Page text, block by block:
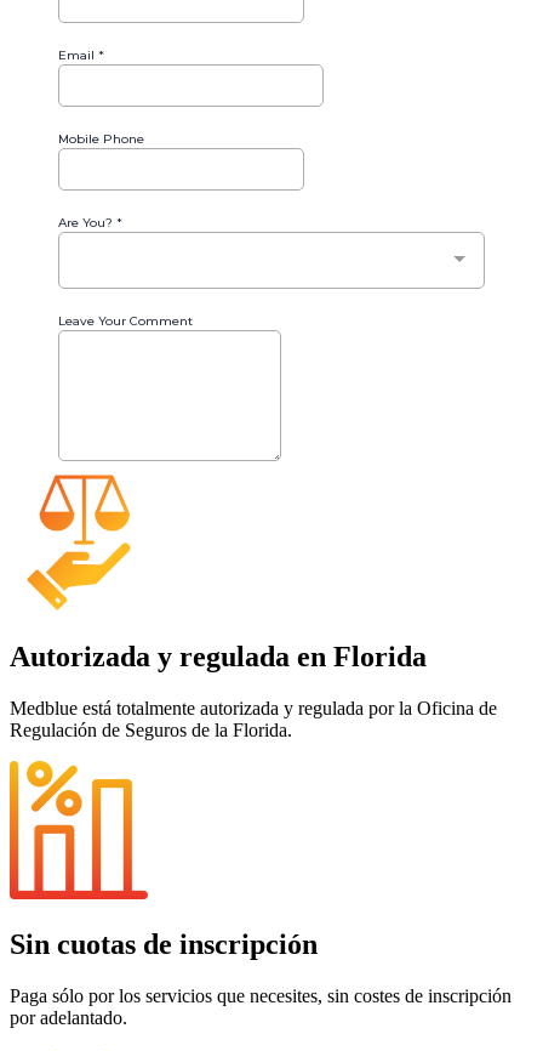
Autorizada y regulada en Florida
Medblue está totalmente autorizada y regulada por la Oficina de
Regulación de Seguros de la Florida.
Sin cuotas de inscripción
Paga sólo por los servicios que necesites, sin costes de inscripción
por adelantado.